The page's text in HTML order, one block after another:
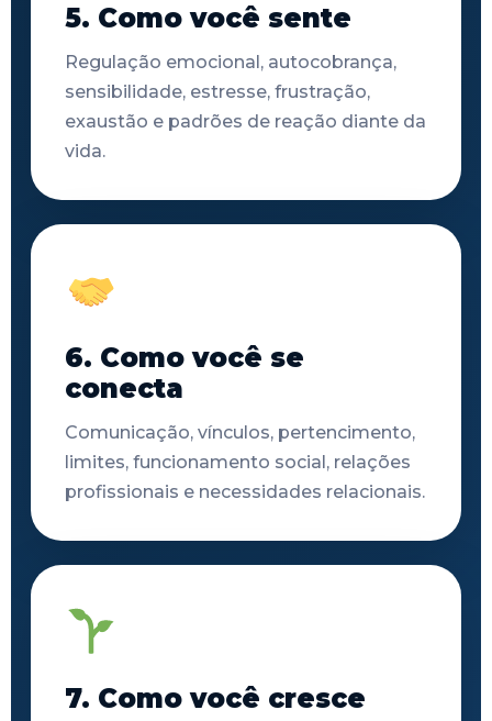
5. Como você sente
Regulação emocional, autocobrança,
sensibilidade, estresse, frustração,
exaustão e padrões de reação diante da
vida.
6. Como você se
conecta
Comunicação, vínculos, pertencimento,
limites, funcionamento social, relações
profissionais e necessidades relacionais.
7. Como você cresce